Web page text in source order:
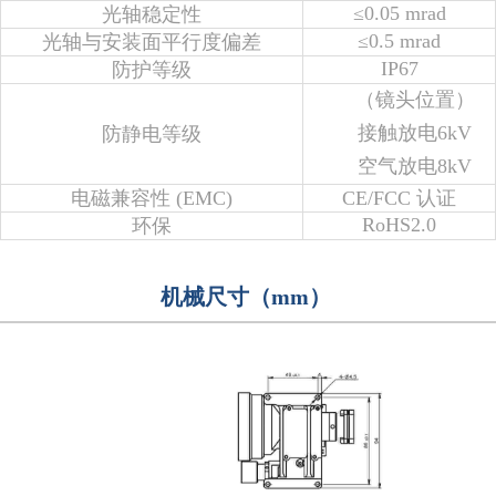
光轴稳定性
≤0.05 mrad
光轴与安装面平行度偏差‌
≤0.5 mrad
防护等级
IP67
防静电等级
（镜头位置）
接触放电6kV
空气放电8kV
电磁兼容性 (EMC)
CE/FCC 认证
环保
RoHS2.0
机械尺寸（mm）